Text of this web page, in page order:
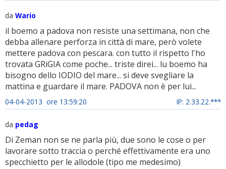
da Wario
il boemo a padova non resiste una settimana, non che
debba allenare perforza in città di mare, però volete
mettere padova con pescara. con tutto il rispetto l'ho
trovata GRiGIA come poche... triste direi... lu boemo ha
bisogno dello IODIO del mare... si deve svegliare la
mattina e guardare il mare. PADOVA non è per lui...
04-04-2013 ore 13:59:20 IP: 2.33.22.***
da pedag
Di Zeman non se ne parla più, due sono le cose o per
lavorare sotto traccia o perché effettivamente era uno
specchietto per le allodole (tipo me medesimo)